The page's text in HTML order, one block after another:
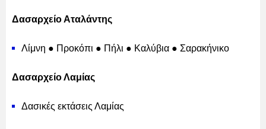
Δασαρχείο Αταλάντης
Λίμνη ● Προκόπι ● Πήλι ● Καλύβια ● Σαρακήνικο
Δασαρχείο Λαμίας
Δασικές εκτάσεις Λαμίας